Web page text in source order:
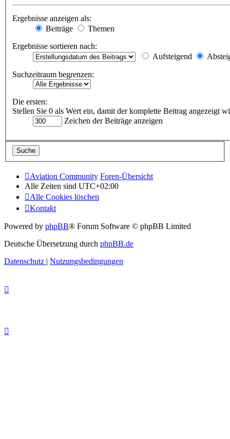
Ergebnisse anzeigen als:
Beiträge
Themen
Ergebnisse sortieren nach:
Aufsteigend
Suchzeitraum begrenzen:
Die ersten:
Stellen Sie 0 als Wert ein, damit der komplette Beitrag angezeigt
Zeichen der Beiträge anzeigen
Aviation Community Foren-Übersicht
Alle Zeiten sind UTC+02:00
Alle Cookies löschen
Kontakt
Powered by phpBB® Forum Software © phpBB Limited
Deutsche Übersetzung durch phpBB.de
Datenschutz | Nutzungsbedingungen